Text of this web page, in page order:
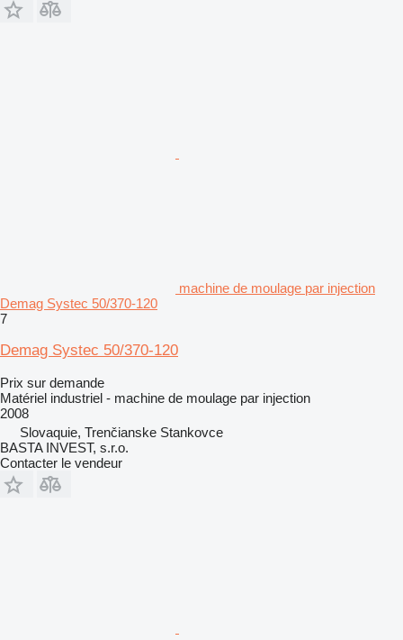
machine de moulage par injection
Demag Systec 50/370-120
7
Demag Systec 50/370-120
Prix sur demande
Matériel industriel - machine de moulage par injection
2008
Slovaquie, Trenčianske Stankovce
BASTA INVEST, s.r.o.
Contacter le vendeur